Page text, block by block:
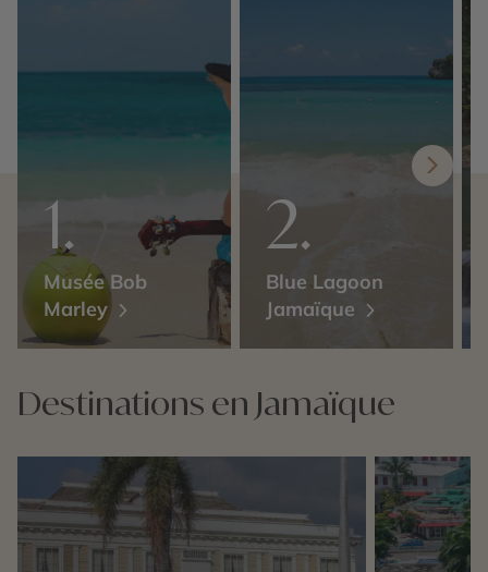
Musée Bob
Marley
Blue Lagoon
Jamaïque
Destinations en Jamaïque